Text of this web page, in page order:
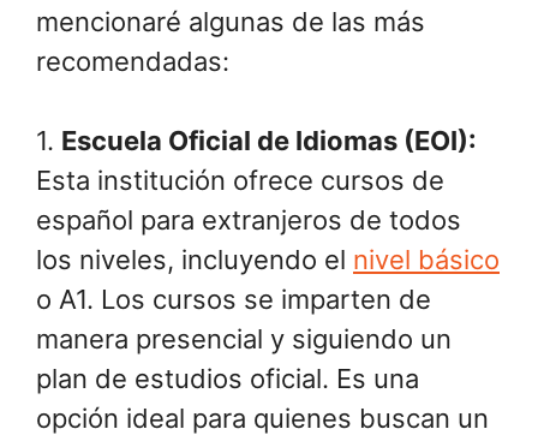
mencionaré algunas de las más
recomendadas:
1. Escuela Oficial de Idiomas (EOI):
Esta institución ofrece cursos de
español para extranjeros de todos
los niveles, incluyendo el nivel básico
o A1. Los cursos se imparten de
manera presencial y siguiendo un
plan de estudios oficial. Es una
opción ideal para quienes buscan un